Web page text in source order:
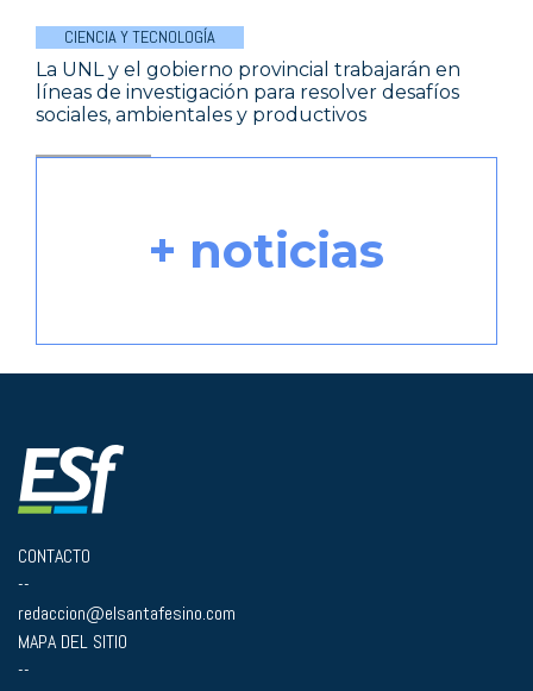
CIENCIA Y TECNOLOGÍA
La UNL y el gobierno provincial trabajarán en
líneas de investigación para resolver desafíos
sociales, ambientales y productivos
+ noticias
CONTACTO
--
redaccion@elsantafesino.com
MAPA DEL SITIO
--